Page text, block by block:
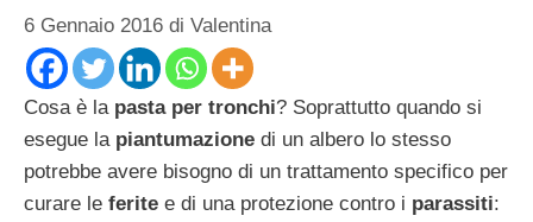
6 Gennaio 2016 di Valentina
Cosa è la pasta per tronchi? Soprattutto quando si
esegue la piantumazione di un albero lo stesso
potrebbe avere bisogno di un trattamento specifico per
curare le ferite e di una protezione contro i parassiti: